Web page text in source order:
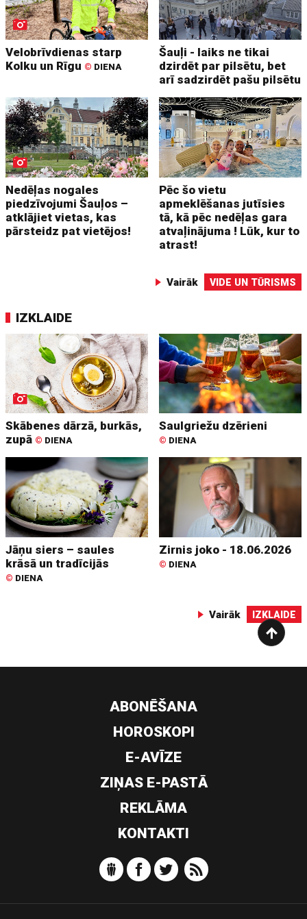
Velobrīvdienas starp
Kolku un Rīgu © DIENA
Šauļi - laiks ne tikai
dzirdēt par pilsētu, bet
arī sadzirdēt pašu pilsētu
Nedēļas nogales
piedzīvojumi Šauļos –
atklājiet vietas, kas
pārsteidz pat vietējos!
Pēc šo vietu
apmeklēšanas jutīsies
tā, kā pēc nedēļas gara
atvaļinājuma ! Lūk, kur to
atrast!
Vairāk VIDE UN TŪRISMS
IZKLAIDE
Skābenes dārzā, burkās,
zupā © DIENA
Saulgriežu dzērieni
© DIENA
Jāņu siers – saules
krāsā un tradīcijās
© DIENA
Zirnis joko - 18.06.2026
© DIENA
Vairāk IZKLAIDE
ABONĒŠANA
HOROSKOPI
E-AVĪZE
ZIŅAS E-PASTĀ
REKLĀMA
KONTAKTI